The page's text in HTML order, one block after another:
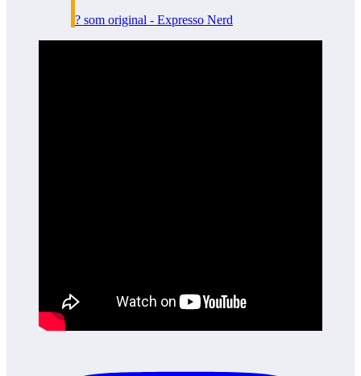
? som original - Expresso Nerd